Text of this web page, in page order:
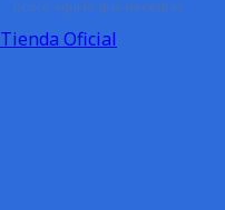
Tienda Oficial